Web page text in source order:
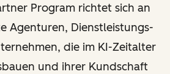
Program richtet sich an
Agenturen, Dienstleistungs-
die im KI-Zeitalter
und ihrer Kundschaft